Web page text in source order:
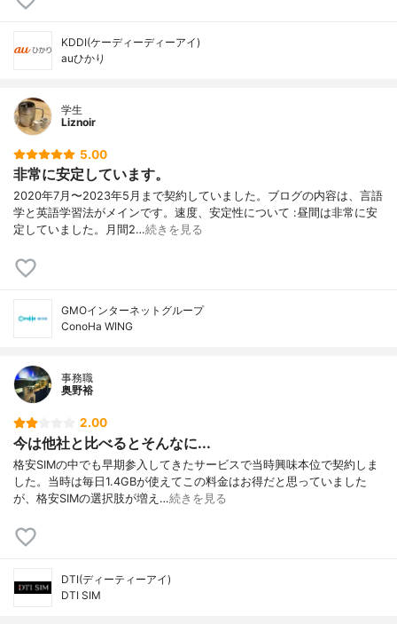
KDDI(ケーディーディーアイ)
auひかり
学生
Liznoir
5.00
非常に安定しています。
2020年7月〜2023年5月まで契約していました。ブログの内容は、言語
学と英語学習法がメインです。速度、安定性について :昼間は非常に安
定していました。月間2…続きを見る
GMOインターネットグループ
ConoHa WING
事務職
奥野裕
2.00
今は他社と比べるとそんなに...
格安SIMの中でも早期参入してきたサービスで当時興味本位で契約しま
した。当時は毎日1.4GBが使えてこの料金はお得だと思っていました
が、格安SIMの選択肢が増え…続きを見る
DTI(ディーティーアイ)
DTI SIM